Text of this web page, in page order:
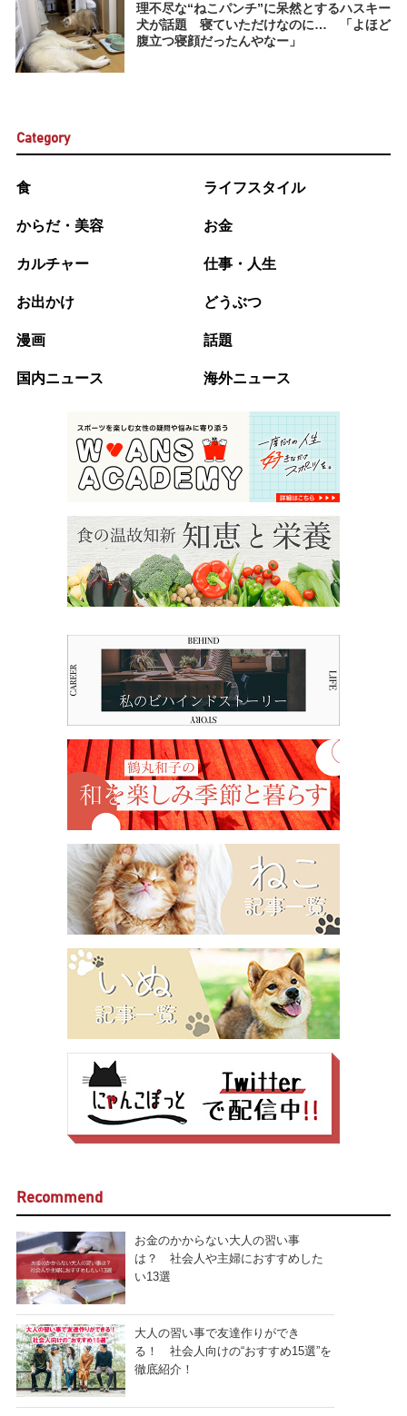
理不尽な“ねこパンチ”に呆然とするハスキー
犬が話題 寝ていただけなのに… 「よほど
腹立つ寝顔だったんやなー」
Category
食 ライフスタイル
からだ・美容 お金
カルチャー 仕事・人生
お出かけ どうぶつ
漫画 話題
国内ニュース 海外ニュース
Recommend
お金のかからない大人の習い事
は？ 社会人や主婦におすすめした
い13選
大人の習い事で友達作りができ
る！ 社会人向けの“おすすめ15選”を
徹底紹介！